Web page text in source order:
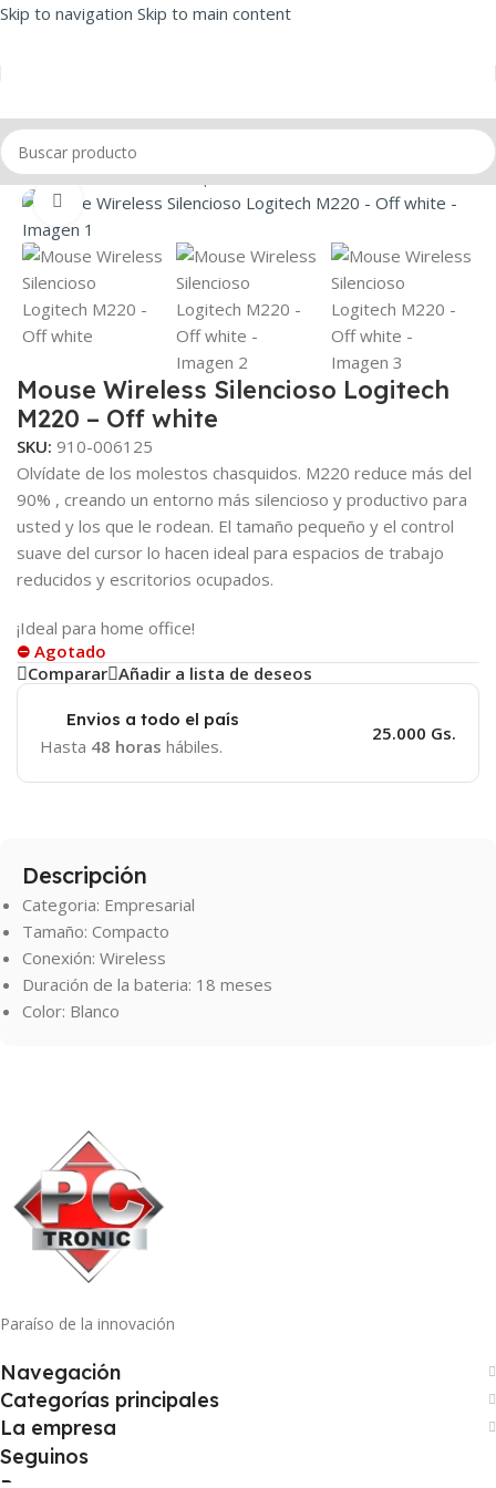
Skip to navigation Skip to main content
Inicio/Mouse/Mouse Corporativo
Click to enlarge
Mouse Wireless Silencioso Logitech
M220 – Off white
SKU: 910-006125
Olvídate de los molestos chasquidos. M220 reduce más del
90% , creando un entorno más silencioso y productivo para
usted y los que le rodean. El tamaño pequeño y el control
suave del cursor lo hacen ideal para espacios de trabajo
reducidos y escritorios ocupados.
¡Ideal para home office!
⛔ Agotado
Comparar Añadir a lista de deseos
Envios a todo el país
Hasta 48 horas hábiles.
25.000 Gs.
Descripción
Categoria: Empresarial
Tamaño: Compacto
Conexión: Wireless
Duración de la bateria: 18 meses
Color: Blanco
Paraíso de la innovación
Navegación
Categorías principales
La empresa
Seguinos